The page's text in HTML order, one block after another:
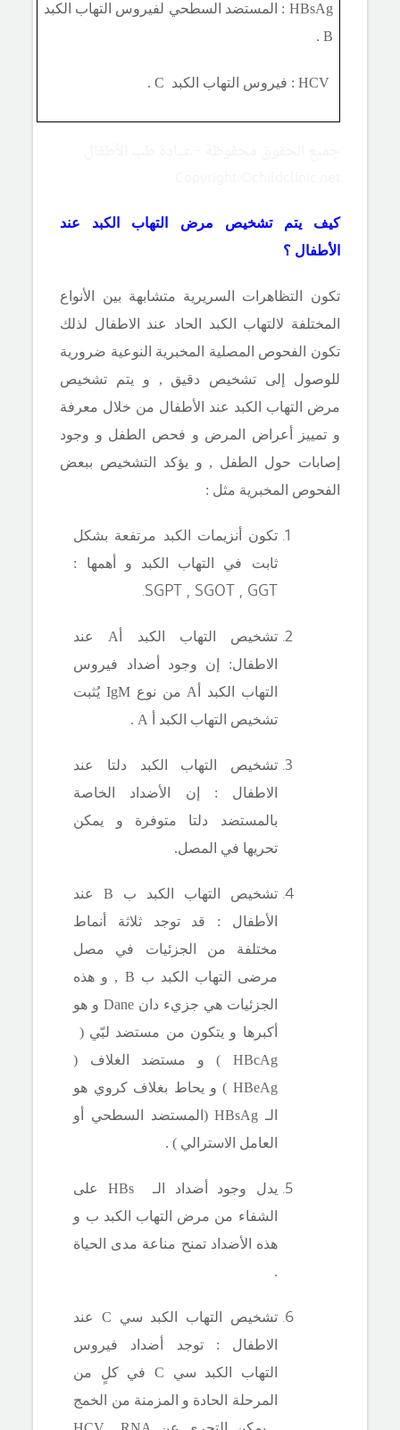
HBsAg : المستضد السطحي لفيروس التهاب الكبد
B .
HCV : فيروس التهاب الكبد C
.
كيف يتم تشخيص مرض التهاب الكبد عند
الأطفال ؟
تكون التظاهرات السريرية متشابهة بين الأنواع
المختلفة لالتهاب الكبد الحاد عند الاطفال لذلك
تكون الفحوص المصلية المخبرية النوعية ضرورية
للوصول إلى تشخيص دقيق , و يتم تشخيص
مرض التهاب الكبد عند الأطفال من خلال معرفة
و تمييز أعراض المرض و فحص الطفل و وجود
إصابات حول الطفل , و يؤكد التشخيص ببعض
الفحوص المخبرية مثل :
تكون أنزيمات الكبد مرتفعة بشكل
ثابت في التهاب الكبد و أهمها :
SGPT , SGOT , GGT
.
تشخيص التهاب الكبد
عند
الاطفال: إن وجود أضداد فيروس
التهاب الكبد
من نوع IgM يُثبت
تشخيص التهاب الكبد أ A
.
تشخيص التهاب الكبد دلتا عند
الاطفال : إن الأضداد الخاصة
بالمستضد دلتا متوفرة و يمكن
تحريها في المصل.
تشخيص التهاب الكبد ب Bعند
الأطفال : قد توجد ثلاثة أنماط
مختلفة من الجزئيات في مصل
مرضى التهاب الكبد ب B , و هذه
الجزئيات هي جزيء دان Dane و هو
أكبرها و يتكون من مستضد لبّي (
HBcAg
) و مستضد الغلاف (
HBeAg ) و يحاط بغلاف كروي هو
الـ HBsAg (المستضد السطحي أو
العامل الاسترالي ) .
يدل وجود أضداد الـHBs على
الشفاء من مرض التهاب الكبد ب و
هذه الأضداد تمنح مناعة مدى الحياة
.
تشخيص التهاب الكبد سي Cعند
الاطفال : توجد أضداد فيروس
التهاب الكبد سي C في كلٍ من
المرحلة الحادة و المزمنة من الخمج